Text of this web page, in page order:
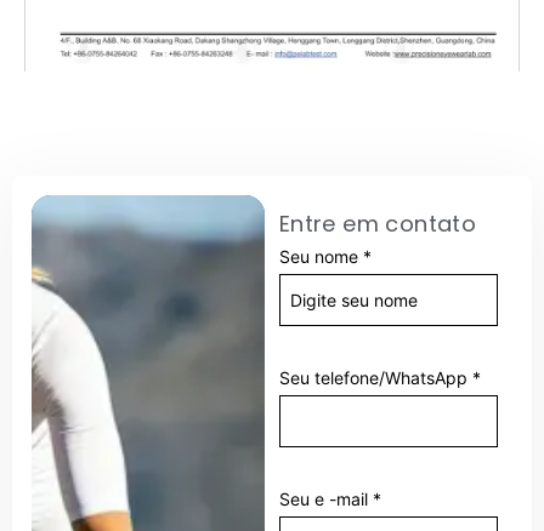
Entre em contato
Seu nome *
Seu telefone/WhatsApp *
Seu e -mail *